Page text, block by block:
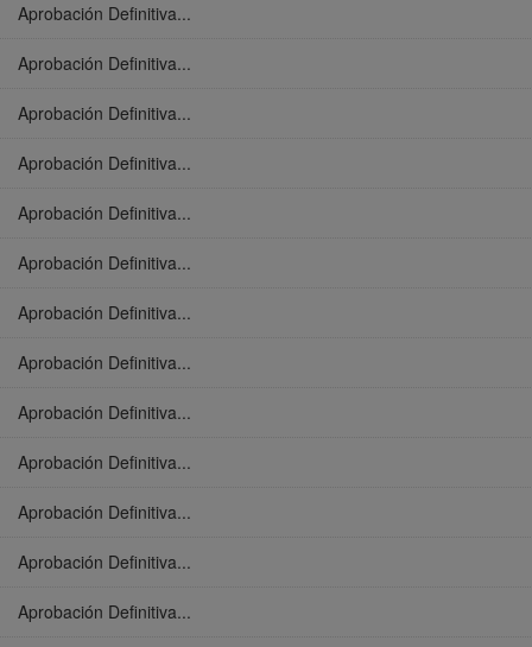
Aprobación Definitiva...
Aprobación Definitiva...
Aprobación Definitiva...
Aprobación Definitiva...
Aprobación Definitiva...
Aprobación Definitiva...
Aprobación Definitiva...
Aprobación Definitiva...
Aprobación Definitiva...
Aprobación Definitiva...
Aprobación Definitiva...
Aprobación Definitiva...
Aprobación Definitiva...